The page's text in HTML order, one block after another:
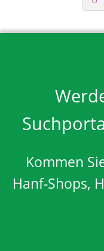
Kommen
Hanf-Shops,